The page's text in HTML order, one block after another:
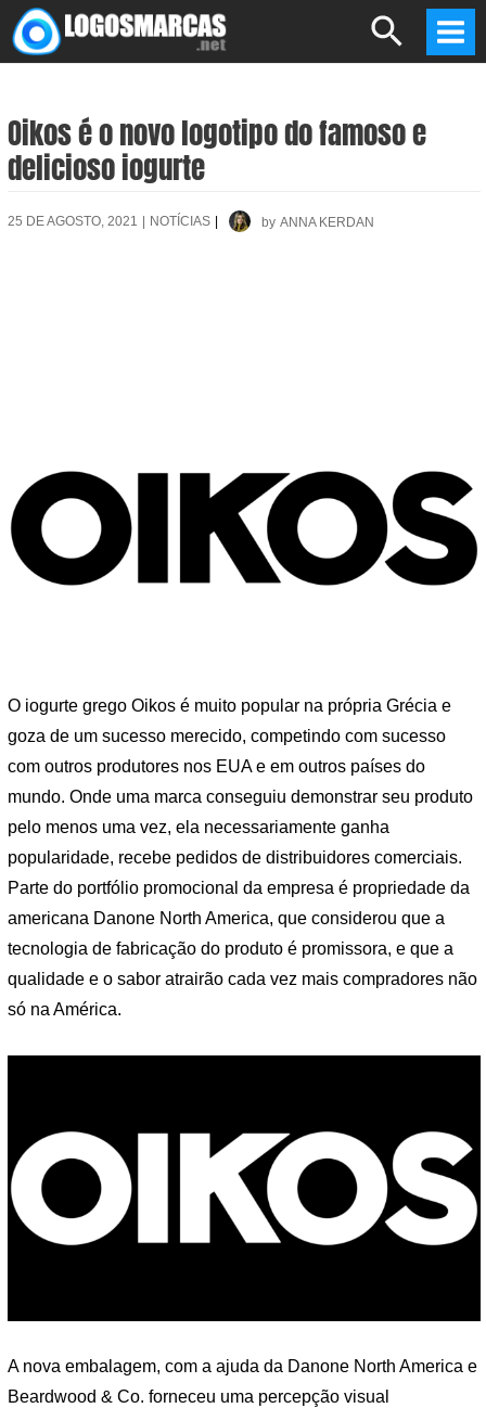
Skip
to
Search
Oikos é o novo logotipo do famoso e
delicioso iogurte
25 DE AGOSTO, 2021 NOTÍCIAS by ANNA KERDAN
O iogurte grego Oikos é muito popular na própria Grécia e
goza de um sucesso merecido, competindo com sucesso
com outros produtores nos EUA e em outros países do
mundo. Onde uma marca conseguiu demonstrar seu produto
pelo menos uma vez, ela necessariamente ganha
popularidade, recebe pedidos de distribuidores comerciais.
Parte do portfólio promocional da empresa é propriedade da
americana Danone North America, que considerou que a
tecnologia de fabricação do produto é promissora, e que a
qualidade e o sabor atrairão cada vez mais compradores não
só na América.
A nova embalagem, com a ajuda da Danone North America e
Beardwood & Co. forneceu uma percepção visual